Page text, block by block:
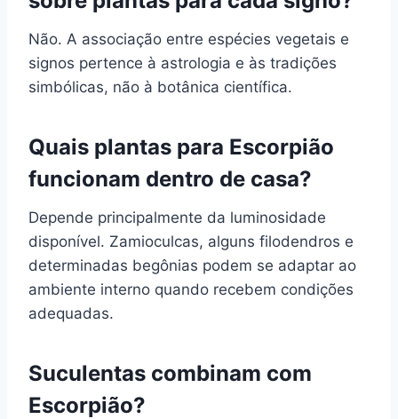
Não. A associação entre espécies vegetais e
signos pertence à astrologia e às tradições
simbólicas, não à botânica científica.
Quais plantas para Escorpião
funcionam dentro de casa?
Depende principalmente da luminosidade
disponível. Zamioculcas, alguns filodendros e
determinadas begônias podem se adaptar ao
ambiente interno quando recebem condições
adequadas.
Suculentas combinam com
Escorpião?